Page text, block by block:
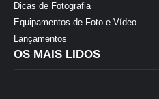
Dicas de Fotografia
Equipamentos de Foto e Vídeo
Lançamentos
OS MAIS LIDOS